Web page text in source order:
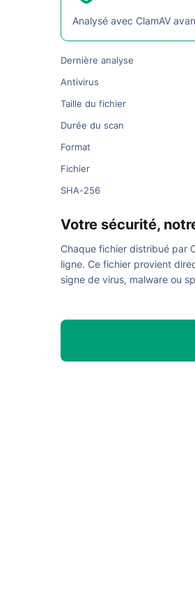
Analysé avec ClamAV
Dernière analyse
Antivirus
Taille du fichier
Durée du scan
Format
Fichier
SHA-256
Votre sécurité,
Chaque fichier distribué par
ligne. Ce fichier provient
signe de virus, malware ou